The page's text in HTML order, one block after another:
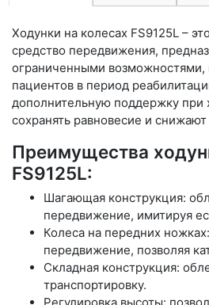
Ходунки на колесах FS9125L –
средство передвижения,
ограниченными
пациентов в период
дополнительную поддержку при
сохранять равновесие и снижают
Преимущества
FS9125L:
Шагающая конструкция:
передвижение, имитируя
Колеса на передних
передвижение, позволяя
Складная конструкция:
транспортировку.